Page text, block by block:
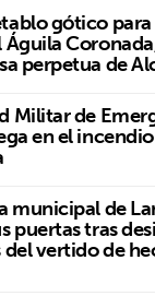
gótico
Águila
perpetua de
Militar de
en el
municipal de
puertas tras
del vertido de